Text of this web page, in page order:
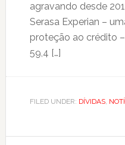
agravando desde
Serasa Experian –
proteção ao crédito
59,4 […]
FILED UNDER: DÍVIDAS,